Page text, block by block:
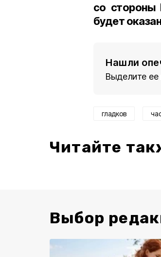
со стороны
будет
Нашли
Выделите
гладков
Читайте
Выбор